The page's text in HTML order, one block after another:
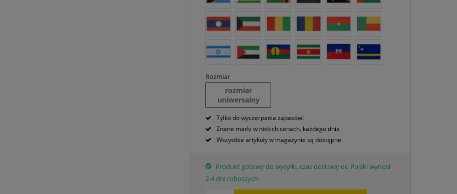
Rozmiar
rozmiar
uniwersalny
Tylko do wyczerpania zapasów!
Znane marki w niskich cenach, każdego dnia
Wszystkie artykuły w magazynie są dostępne
Produkt gotowy do wysyłki, czas dostawy do Polski wynosi
2-4 dni roboczych